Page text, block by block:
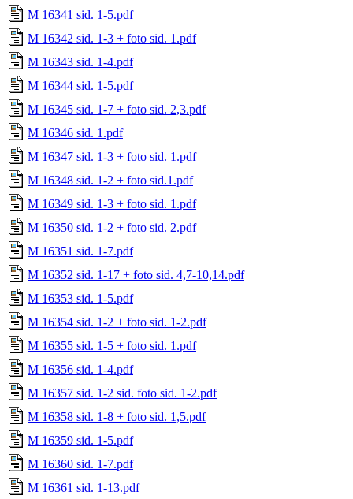
M 16341 sid. 1-5.pdf
M 16342 sid. 1-3 + foto sid. 1.pdf
M 16343 sid. 1-4.pdf
M 16344 sid. 1-5.pdf
M 16345 sid. 1-7 + foto sid. 2,3.pdf
M 16346 sid. 1.pdf
M 16347 sid. 1-3 + foto sid. 1.pdf
M 16348 sid. 1-2 + foto sid.1.pdf
M 16349 sid. 1-3 + foto sid. 1.pdf
M 16350 sid. 1-2 + foto sid. 2.pdf
M 16351 sid. 1-7.pdf
M 16352 sid. 1-17 + foto sid. 4,7-10,14.pdf
M 16353 sid. 1-5.pdf
M 16354 sid. 1-2 + foto sid. 1-2.pdf
M 16355 sid. 1-5 + foto sid. 1.pdf
M 16356 sid. 1-4.pdf
M 16357 sid. 1-2 sid. foto sid. 1-2.pdf
M 16358 sid. 1-8 + foto sid. 1,5.pdf
M 16359 sid. 1-5.pdf
M 16360 sid. 1-7.pdf
M 16361 sid. 1-13.pdf